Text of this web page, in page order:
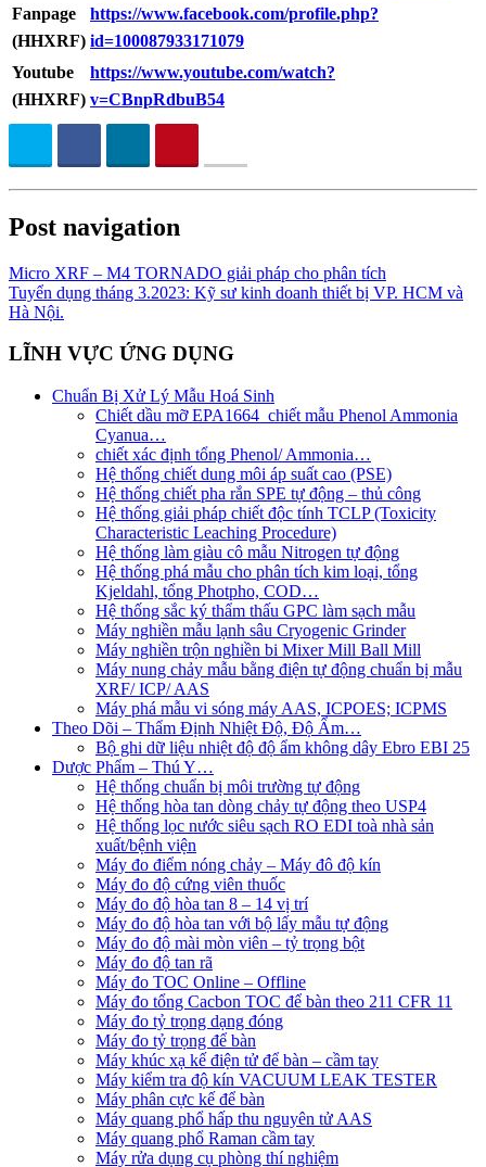
Fanpage
(HHXRF)
https://www.facebook.com/profile.php?
id=100087933171079
Youtube
(HHXRF)
https://www.youtube.com/watch?
v=CBnpRdbuB54
Post navigation
Micro XRF – M4 TORNADO giải pháp cho phân tích
Tuyển dụng tháng 3.2023: Kỹ sư kinh doanh thiết bị VP. HCM và
Hà Nội.
LĨNH VỰC ỨNG DỤNG
Chuẩn Bị Xử Lý Mẫu Hoá Sinh
Chiết dầu mỡ EPA1664_chiết mẫu Phenol Ammonia
Cyanua…
chiết xác định tổng Phenol/ Ammonia…
Hệ thống chiết dung môi áp suất cao (PSE)
Hệ thống chiết pha rắn SPE tự động – thủ công
Hệ thống giải pháp chiết độc tính TCLP (Toxicity
Characteristic Leaching Procedure)
Hệ thống làm giàu cô mẫu Nitrogen tự động
Hệ thống phá mẫu cho phân tích kim loại, tổng
Kjeldahl, tổng Photpho, COD…
Hệ thống sắc ký thẩm thấu GPC làm sạch mẫu
Máy nghiền mẫu lạnh sâu Cryogenic Grinder
Máy nghiền trộn nghiền bi Mixer Mill Ball Mill
Máy nung chảy mẫu bằng điện tự động chuẩn bị mẫu
XRF/ ICP/ AAS
Máy phá mẫu vi sóng máy AAS, ICPOES; ICPMS
Theo Dõi – Thẩm Định Nhiệt Độ, Độ Ẩm…
Bộ ghi dữ liệu nhiệt độ độ ẩm không dây Ebro EBI 25
Dược Phẩm – Thú Y…
Hệ thống chuẩn bị môi trường tự động
Hệ thống hòa tan dòng chảy tự động theo USP4
Hệ thống lọc nước siêu sạch RO EDI​​ toà nhà sản
xuất/bệnh viện
Máy đo điểm nóng chảy – Máy đô độ kín
Máy đo độ cứng viên thuốc
Máy đo độ hòa tan 8 – 14 vị trí
Máy đo độ hòa tan với bộ lấy mẫu tự động
Máy đo độ mài mòn viên – tỷ trọng bột
Máy đo độ tan rã
Máy đo TOC Online – Offline
Máy đo tổng Cacbon TOC để bàn theo 211 CFR 11
Máy đo tỷ trọng dạng đóng
Máy đo tỷ trọng để bàn
Máy khúc xạ kế điện tử để bàn – cầm tay
Máy kiểm tra độ kín VACUUM LEAK TESTER
Máy phân cực kế để bàn
Máy quang phổ hấp thu nguyên tử AAS
Máy quang phổ Raman cầm tay
Máy rửa dụng cụ phòng thí nghiệm